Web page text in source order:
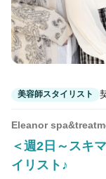
美容師スタイリスト
Eleanor
＜週2日～スキ
イリスト♪